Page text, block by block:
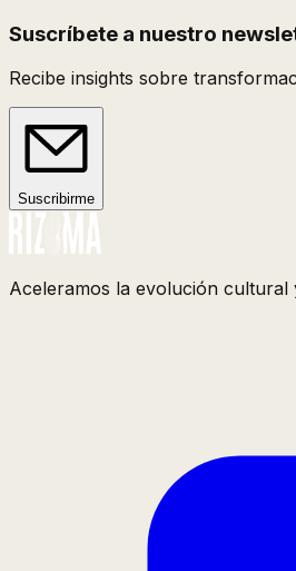
Suscríbete a nuestro
Recibe insights sobre
Suscribirme
Aceleramos la evolución cultural